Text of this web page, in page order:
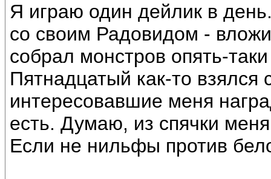
Я играю один дейлик в
со своим Радовидом -
собрал монстров опять-
Пятнадцатый как-то
интересовавшие меня
есть. Думаю, из спячки
Если не нильфы против